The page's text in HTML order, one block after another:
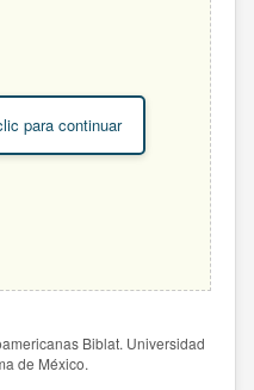
para continuar
Biblat. Universidad
de México.